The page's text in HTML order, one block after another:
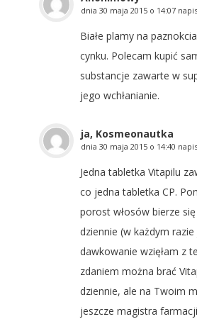
dnia 30 maja 2015 o 14:07
Białe plamy na
cynku. Polecam kupić
substancje zawarte w
jego wchłanianie.
ja, Kosmeonautka
dnia 30 maja 2015 o 14:40
Jedna tabletka Vitapilu
co jedna tabletka CP.
porost włosów bierze
dziennie (w każdym
dawkowanie wzięłam z
zdaniem można brać
dziennie, ale na Twoim
jeszcze magistra